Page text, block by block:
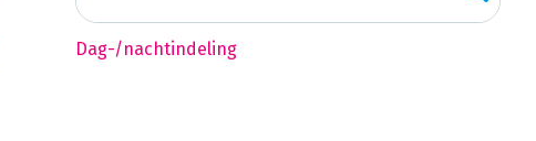
Dag-/nachtindeling